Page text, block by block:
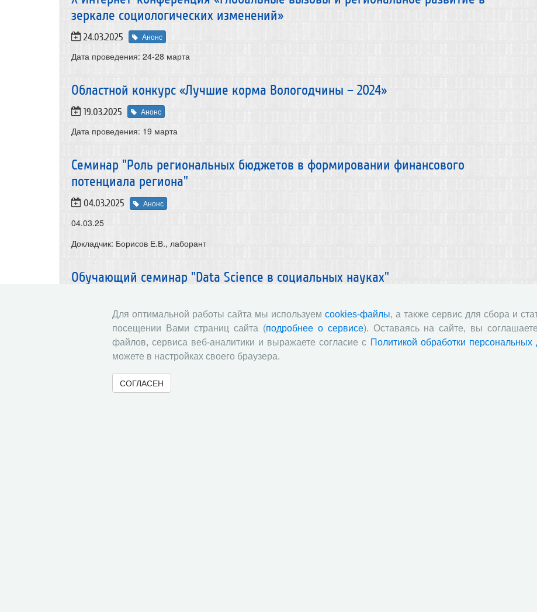
зеркале социологических изменений»
24.03.2025 Анонс
Дата проведения: 24-28 марта
Областной конкурс «Лучшие корма Вологодчины – 2024»
19.03.2025 Анонс
Дата проведения: 19 марта
Семинар "Роль региональных бюджетов в формировании финансового
потенциала региона"
04.03.2025 Анонс
04.03.25
Докладчик: Борисов Е.В., лаборант
Обучающий семинар "Data Science в социальных науках"
Докладчик: Попов А.В., с.н.с., к.э.н.
Биологический турнир школьников Вологодской области
27.02.2025 Анонс
Для оптимальной работы сайта мы используем cookies-файлы, а также сервис для сбора и
посещении Вами страниц сайта (подробнее о сервисе). Оставаясь на сайте, вы
файлов, сервиса веб-аналитики и выражаете согласие с Политикой обработки персональных
можете в настройках своего браузера.
СОГЛАСЕН